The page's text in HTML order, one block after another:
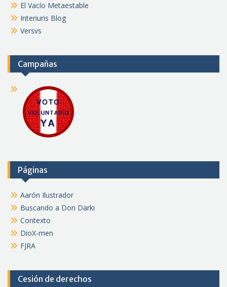
El Vacío Metaestable
Interiuris Blog
Versvs
Campañas
Páginas
Aarón Ilustrador
Buscando a Don Darki
Contexto
DioX-men
FJRA
Cesión de derechos